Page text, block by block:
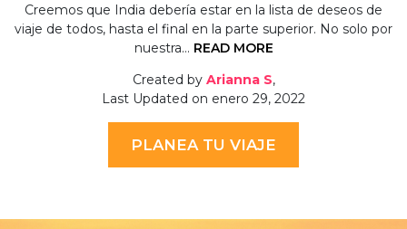
Creemos que India debería estar en la lista de deseos de
viaje de todos, hasta el final en la parte superior. No solo por
nuestra… READ MORE
Created by Arianna S,
Last Updated on enero 29, 2022
PLANEA TU VIAJE